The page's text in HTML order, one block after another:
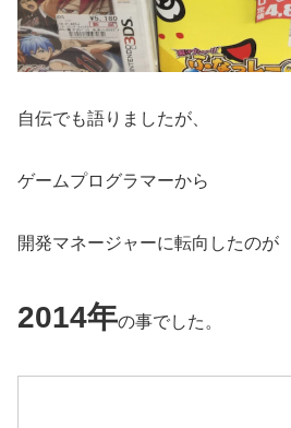
自伝でも語りましたが、
ゲームプログラマーから
開発マネージャーに転向したのが
2014年の事でした。